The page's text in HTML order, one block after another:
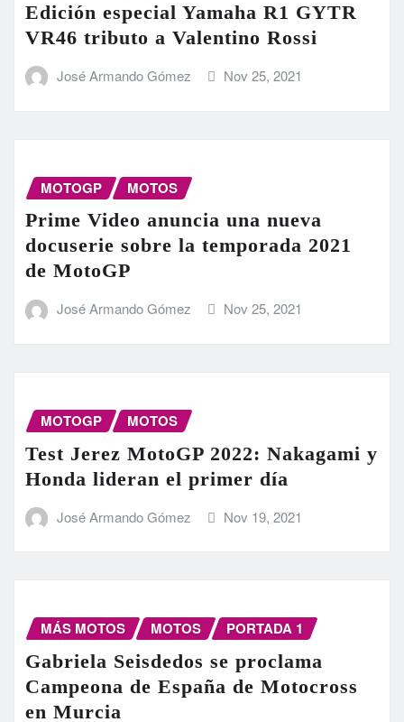
Edición especial Yamaha R1 GYTR
VR46 tributo a Valentino Rossi
José Armando Gómez Nov 25, 2021
MOTOGP MOTOS
Prime Video anuncia una nueva
docuserie sobre la temporada 2021
de MotoGP
José Armando Gómez Nov 25, 2021
MOTOGP MOTOS
Test Jerez MotoGP 2022: Nakagami y
Honda lideran el primer día
José Armando Gómez Nov 19, 2021
MÁS MOTOS MOTOS PORTADA 1
Gabriela Seisdedos se proclama
Campeona de España de Motocross
en Murcia